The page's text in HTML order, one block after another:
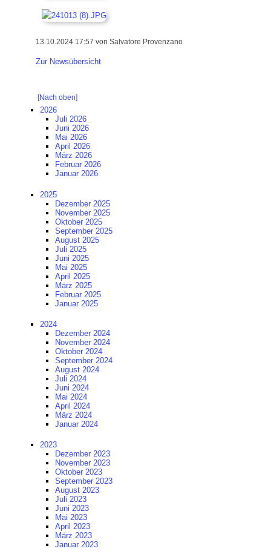
13.10.2024 17:57 von Salvatore Provenzano
Zur Newsübersicht
[Nach oben]
2026
Juli 2026
Juni 2026
Mai 2026
April 2026
März 2026
Februar 2026
Januar 2026
2025
Dezember 2025
November 2025
Oktober 2025
September 2025
August 2025
Juli 2025
Juni 2025
Mai 2025
April 2025
März 2025
Februar 2025
Januar 2025
2024
Dezember 2024
November 2024
Oktober 2024
September 2024
August 2024
Juli 2024
Juni 2024
Mai 2024
April 2024
März 2024
Januar 2024
2023
Dezember 2023
November 2023
Oktober 2023
September 2023
August 2023
Juli 2023
Juni 2023
Mai 2023
April 2023
März 2023
Januar 2023